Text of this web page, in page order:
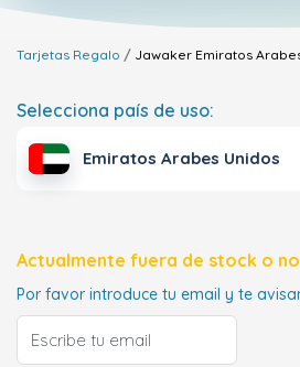
Tarjetas Regalo Jawaker Emiratos
Selecciona país de uso:
Emiratos Arabes Unidos
Actualmente fuera de stock o
Por favor introduce tu email y te